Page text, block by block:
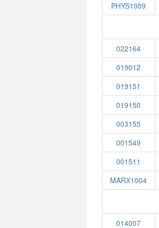
PHYS1009
022164
019012
019151
019150
003155
001549
001511
MARX1004
014007